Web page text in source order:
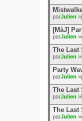
parJulien
[MàJ]
parJulien
The Last
parJulien
Party
parJulien
The Last
parJulien
The Last
parJulien